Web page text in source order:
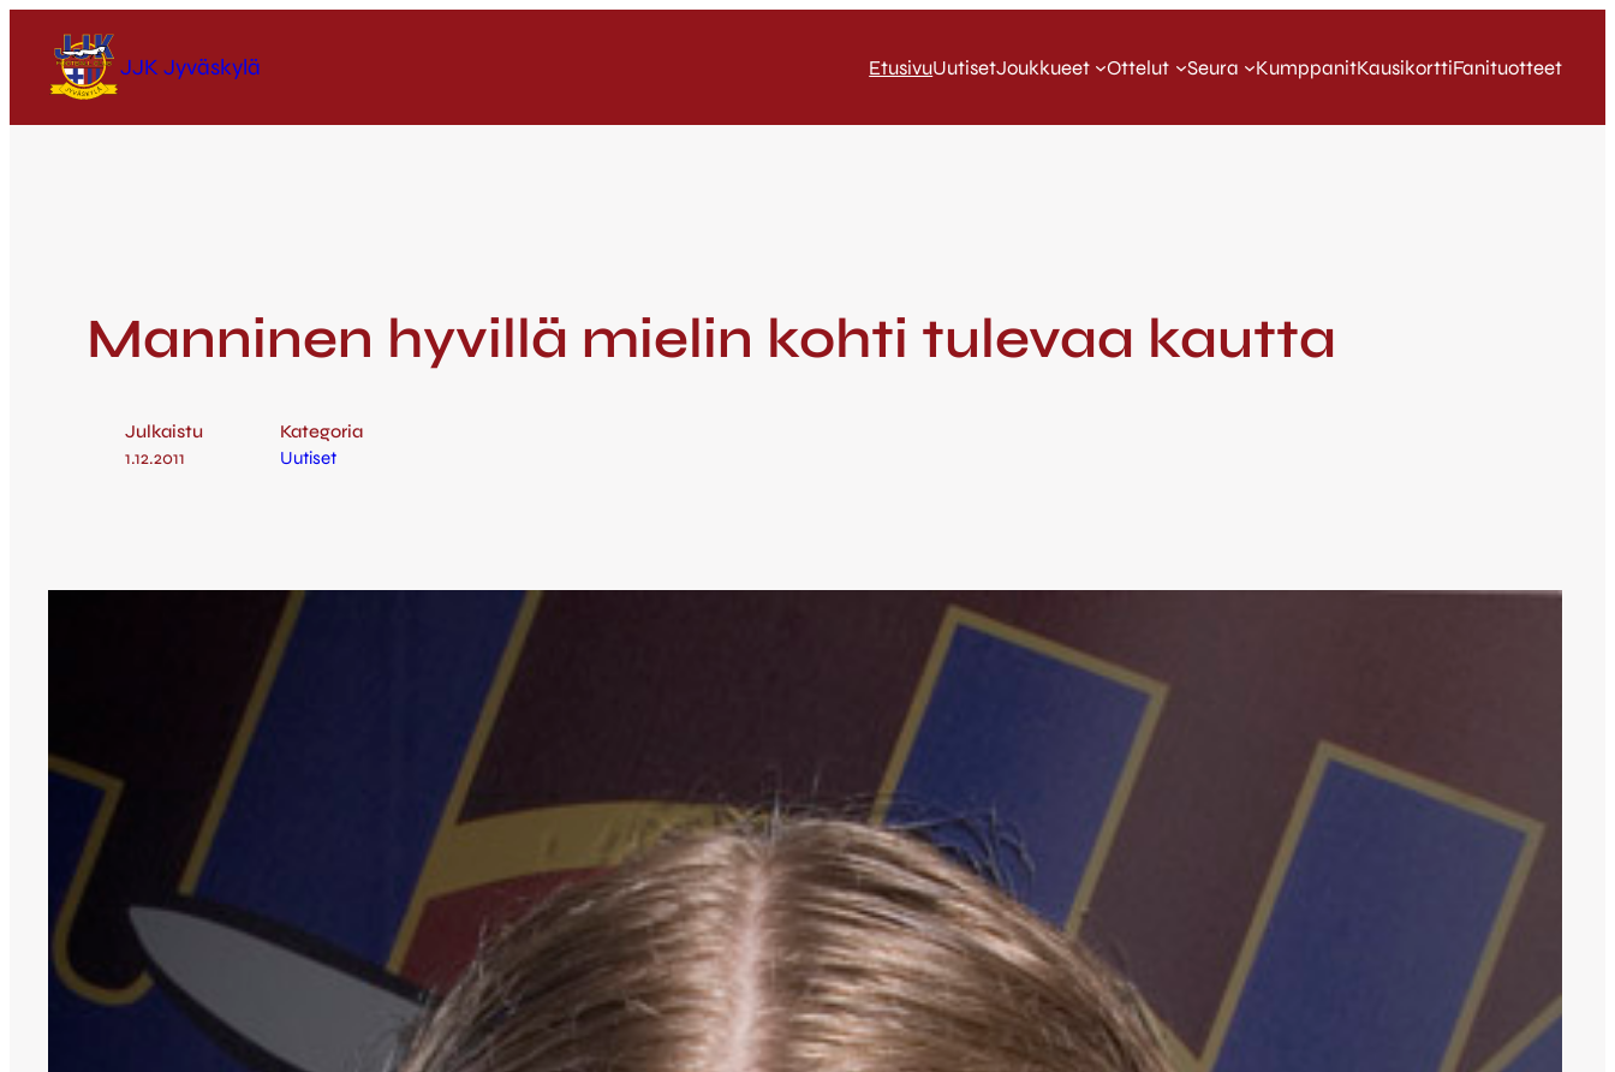
JJK Jyväskylä EtusivuUutisetJoukkueet Ottelut Seura KumppanitKausikorttiFanituotteet
Manninen hyvillä mielin kohti tulevaa kautta
Julkaistu
1.12.2011
Kategoria
Uutiset